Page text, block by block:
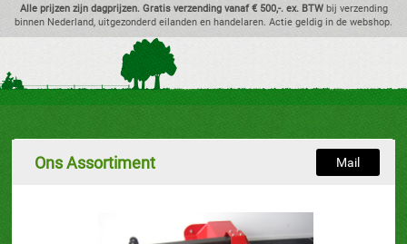
Alle prijzen zijn dagprijzen. Gratis verzending vanaf € 500,-. ex. BTWbij verzending
binnen Nederland, uitgezonderd eilanden en handelaren. Actie geldig in de webshop.
Ons Assortiment Mail